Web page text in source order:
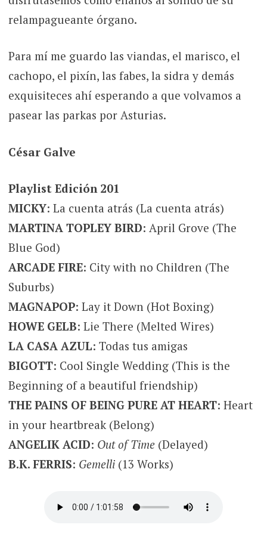
relampagueante órgano.
Para mí me guardo las viandas, el marisco, el
cachopo, el pixín, las fabes, la sidra y demás
exquisiteces ahí esperando a que volvamos a
pasear las parkas por Asturias.
César Galve
Playlist Edición 201
MICKY: La cuenta atrás (La cuenta atrás)
MARTINA TOPLEY BIRD: April Grove (The
Blue God)
ARCADE FIRE: City with no Children (The
Suburbs)
MAGNAPOP: Lay it Down (Hot Boxing)
HOWE GELB: Lie There (Melted Wires)
LA CASA AZUL: Todas tus amigas
BIGOTT: Cool Single Wedding (This is the
Beginning of a beautiful friendship)
THE PAINS OF BEING PURE AT HEART: Heart
in your heartbreak (Belong)
ANGELIK ACID: Out of Time(Delayed)
B.K. FERRIS: Gemelli(13 Works)